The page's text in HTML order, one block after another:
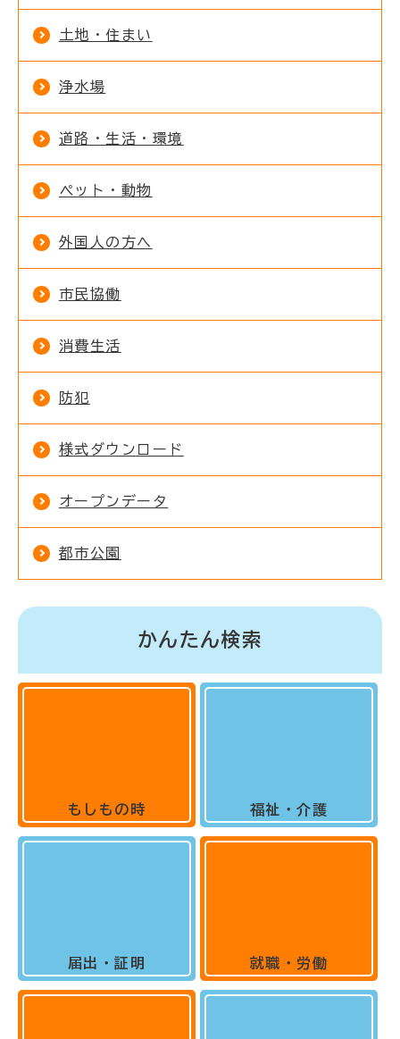
土地・住まい
浄水場
道路・生活・環境
ペット・動物
外国人の方へ
市民協働
消費生活
防犯
様式ダウンロード
オープンデータ
都市公園
かんたん検索
もしもの時
届出・証明
福祉・介護
就職・労働